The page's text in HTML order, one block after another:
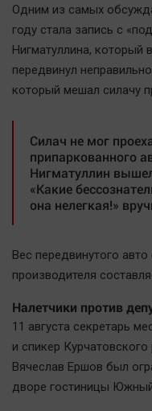
Дети
ЖКХ
Интервью
Народная журналистика
Наука
Отдых
Последняя инстанция
Тенденции
Точка на карте
Одним из самых
году стала запись с
Нигматуллина, который
передвинул
который мешал силачу
Силач не мог
припаркованного
Нигматуллин
«Какие
она нелегкая!»
Вес передвинутого
производителя
Налетчики против
11 августа секретарь
и спикер
Вячеслав Ершов был
дворе гостиницы